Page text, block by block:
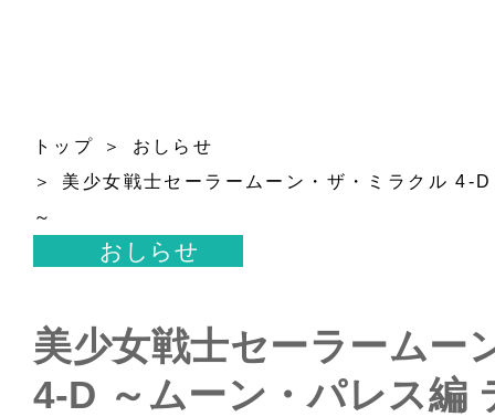
トップ
おしらせ
美少女戦士セーラームーン・ザ・ミラクル 4-
～
おしらせ
美少女戦士セーラームー
4-D ～ムーン・パレス編